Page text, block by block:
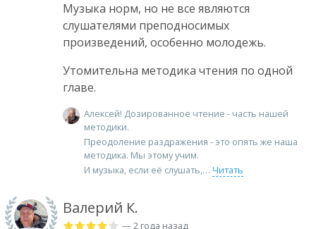
Музыка норм, но не все являются
слушателями преподносимых
произведений, особенно молодежь.
Утомительна методика чтения по одной
главе.
Алексей! Дозированное чтение - часть нашей
методики.
Преодоление раздражения - это опять же наша
методика. Мы этому учим.
И музыка, если её слушать,
Читать
Валерий К.
— 2 года назад